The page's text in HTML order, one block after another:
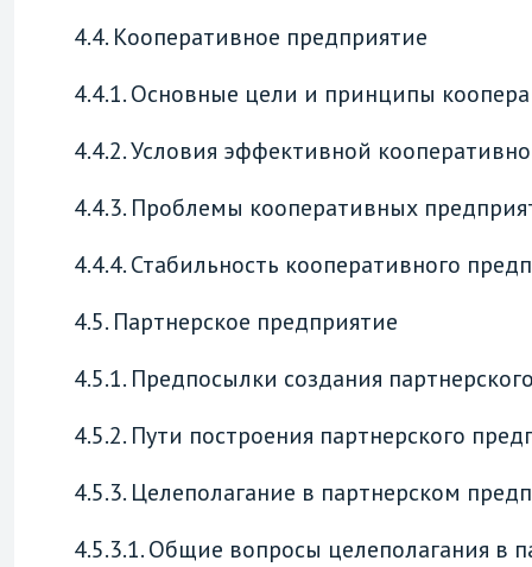
4.4. Кооперативное предприятие
4.4.1. Основные цели и принципы
4.4.2. Условия эффективной
4.4.3. Проблемы кооперативных
4.4.4. Стабильность кооперативного
4.5. Партнерское предприятие
4.5.1. Предпосылки создания
4.5.2. Пути построения партнерского
4.5.3. Целеполагание в партнерском
4.5.3.1. Общие вопросы целеполагания в